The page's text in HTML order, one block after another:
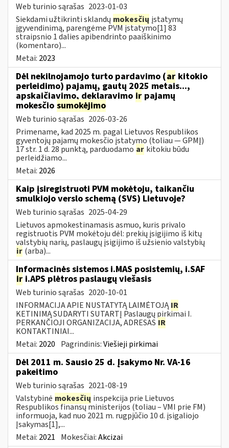
Web turinio sąrašas 2023-01-03
Siekdami užtikrinti sklandų mokesčių įstatymų
įgyvendinimą, parengėme PVM įstatymo[1] 83
straipsnio 1 dalies apibendrinto paaiškinimo
(komentaro)...
Metai: 2023
Dėl nekilnojamojo turto pardavimo (ar kitokio
perleidimo) pajamų, gautų 2025 metais...,
apskaičiavimo, deklaravimo ir pajamų
mokesčio sumokėjimo
Web turinio sąrašas 2026-03-26
Primename, kad 2025 m. pagal Lietuvos Respublikos
gyventojų pajamų mokesčio įstatymo (toliau — GPMĮ)
17 str. 1 d. 28 punktą, parduodamo ar kitokiu būdu
perleidžiamo...
Metai: 2026
Kaip įsiregistruoti PVM mokėtoju, taikančiu
smulkiojo verslo schemą (SVS) Lietuvoje?
Web turinio sąrašas 2025-04-29
Lietuvos apmokestinamasis asmuo, kuris privalo
registruotis PVM mokėtoju dėl: prekių įsigijimo iš kitų
valstybių narių, paslaugų įsigijimo iš užsienio valstybių
ir (arba)...
Informacinės sistemos i.MAS posistemių, i.SAF
ir i.APS plėtros paslaugų viešasis
Web turinio sąrašas 2020-10-01
INFORMACIJA APIE NUSTATYTĄ LAIMĖTOJĄIR
KETINIMĄ SUDARYTI SUTARTĮ Paslaugų pirkimai I.
PERKANČIOJI ORGANIZACIJA, ADRESAS IR
KONTAKTINIAI...
Metai: 2020 Pagrindinis:Viešieji pirkimai
Dėl 2011 m. Sausio 25 d. Įsakymo Nr. VA-16
pakeitimo
Web turinio sąrašas 2021-08-19
Valstybinė mokesčių inspekcija prie Lietuvos
Respublikos finansų ministerijos (toliau – VMI prie FM)
informuoja, kad nuo 2021 m. rugpjūčio 10 d. įsigaliojo
Įsakymas[1],...
Metai: 2021 Mokesčiai:Akcizai